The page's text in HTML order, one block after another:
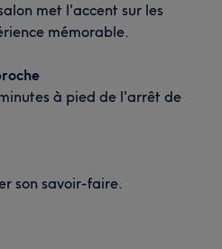
met l'accent sur les
mémorable.
à pied de l'arrêt de
son savoir-faire.